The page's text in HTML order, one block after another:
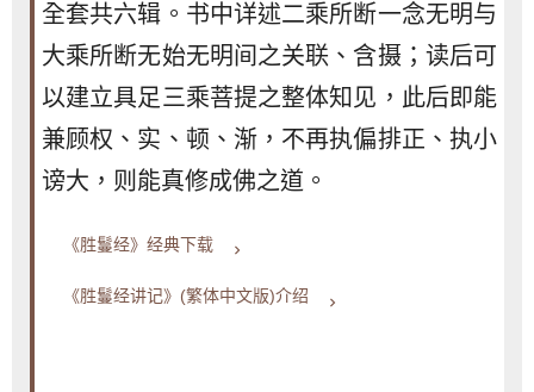
全套共六辑。书中详述二乘所断一念无明与
大乘所断无始无明间之关联、含摄；读后可
以建立具足三乘菩提之整体知见，此后即能
兼顾权、实、顿、渐，不再执偏排正、执小
谤大，则能真修成佛之道。
《胜鬘经》经典下载 keyboard_arrow_right
《胜鬘经讲记》(繁体中文版)介绍 keyboard_arrow_right